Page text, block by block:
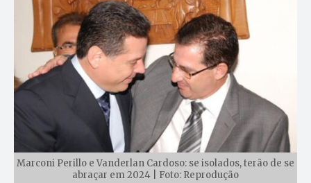
Marconi Perillo e Vanderlan Cardoso: se isolados, terão de se
abraçar em 2024 | Foto: Reprodução